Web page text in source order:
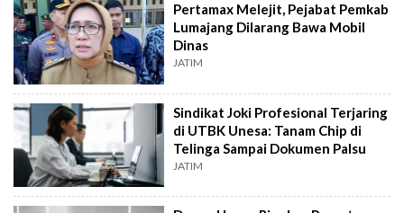
Pertamax Melejit, Pejabat Pemkab
Lumajang Dilarang Bawa Mobil
Dinas
JATIM
Sindikat Joki Profesional Terjaring
di UTBK Unesa: Tanam Chip di
Telinga Sampai Dokumen Palsu
JATIM